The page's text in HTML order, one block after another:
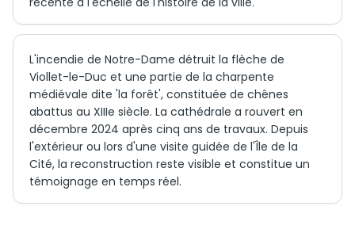
L'incendie de Notre-Dame détruit la flèche de
Viollet-le-Duc et une partie de la charpente
médiévale dite 'la forêt', constituée de chênes
abattus au XIIIe siècle. La cathédrale a rouvert en
décembre 2024 après cinq ans de travaux. Depuis
l'extérieur ou lors d'une visite guidée de l'Île de la
Cité, la reconstruction reste visible et constitue un
témoignage en temps réel.